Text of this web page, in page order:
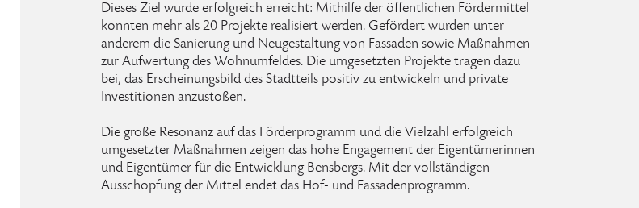
Dieses Ziel wurde erfolgreich erreicht: Mithilfe der öffentlichen Fördermittel
konnten mehr als 20 Projekte realisiert werden. Gefördert wurden unter
anderem die Sanierung und Neugestaltung von Fassaden sowie Maßnahmen
zur Aufwertung des Wohnumfeldes. Die umgesetzten Projekte tragen dazu
bei, das Erscheinungsbild des Stadtteils positiv zu entwickeln und private
Investitionen anzustoßen.
Die große Resonanz auf das Förderprogramm und die Vielzahl erfolgreich
umgesetzter Maßnahmen zeigen das hohe Engagement der Eigentümerinnen
und Eigentümer für die Entwicklung Bensbergs. Mit der vollständigen
Ausschöpfung der Mittel endet das Hof- und Fassadenprogramm.